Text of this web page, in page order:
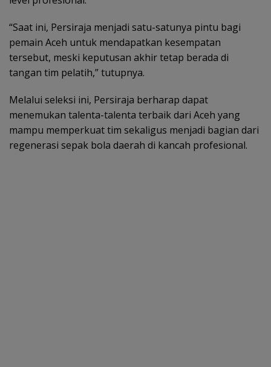
“Saat ini, Persiraja menjadi satu-satunya pintu bagi
pemain Aceh untuk mendapatkan kesempatan
tersebut, meski keputusan akhir tetap berada di
tangan tim pelatih,” tutupnya.
Melalui seleksi ini, Persiraja berharap dapat
menemukan talenta-talenta terbaik dari Aceh yang
mampu memperkuat tim sekaligus menjadi bagian dari
regenerasi sepak bola daerah di kancah profesional.